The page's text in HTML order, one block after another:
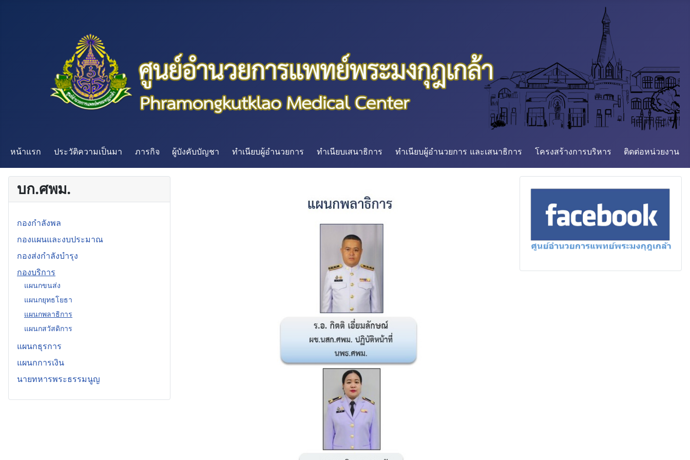
หน้าแรก ประวัติความเป็นมา ภารกิจ ผู้บังคับบัญชา ทำเนียบผู้อำนวยการ ทำเนียบเสนาธิการ ทำเนียบผู้อำนวยการ และเสนาธิการ โครงสร้างการบริหาร ติดต่อหน่วยงาน
บก.ศพม.
กองกำลังพล
กองแผนและงบประมาณ
กองส่งกำลังบำรุง
กองบริการ
แผนกขนส่ง
แผนกยุทธโยธา
แผนกพลาธิการ
แผนกสวัสดิการ
แผนกธุรการ
แผนกการเงิน
นายทหารพระธรรมนูญ